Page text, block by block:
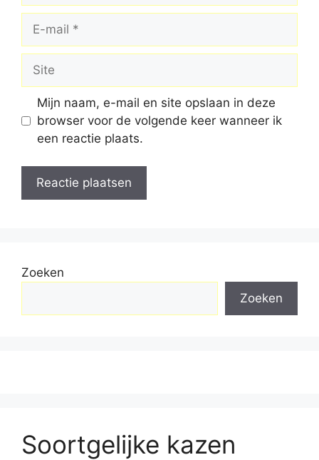
Site
Mijn naam, e-mail en site opslaan in deze
browser voor de volgende keer wanneer ik
een reactie plaats.
Zoeken
Zoeken
Soortgelijke kazen